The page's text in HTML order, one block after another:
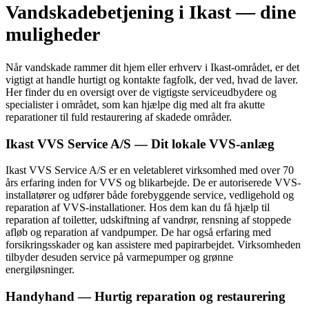
Vandskadebetjening i Ikast — dine
muligheder
Når vandskade rammer dit hjem eller erhverv i Ikast-området, er det
vigtigt at handle hurtigt og kontakte fagfolk, der ved, hvad de laver.
Her finder du en oversigt over de vigtigste serviceudbydere og
specialister i området, som kan hjælpe dig med alt fra akutte
reparationer til fuld restaurering af skadede områder.
Ikast VVS Service A/S — Dit lokale VVS-anlæg
Ikast VVS Service A/S er en veletableret virksomhed med over 70
års erfaring inden for VVS og blikarbejde. De er autoriserede VVS-
installatører og udfører både forebyggende service, vedligehold og
reparation af VVS-installationer. Hos dem kan du få hjælp til
reparation af toiletter, udskiftning af vandrør, rensning af stoppede
afløb og reparation af vandpumper. De har også erfaring med
forsikringsskader og kan assistere med papirarbejdet. Virksomheden
tilbyder desuden service på varmepumper og grønne
energiløsninger.
Handyhand — Hurtig reparation og restaurering